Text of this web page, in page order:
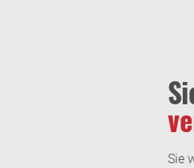
Sie